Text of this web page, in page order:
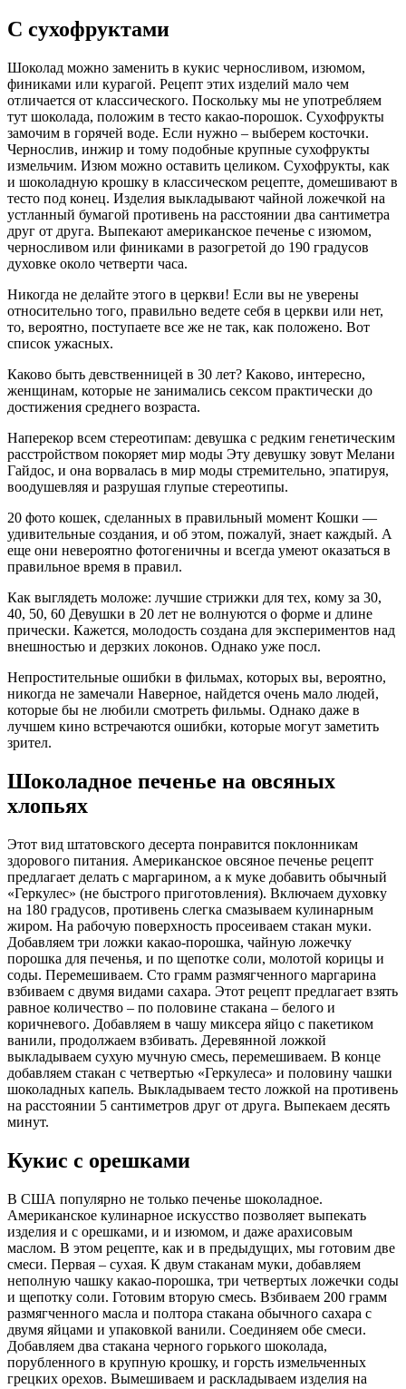
С сухофруктами
Шоколад можно заменить в кукис черносливом, изюмом,
финиками или курагой. Рецепт этих изделий мало чем
отличается от классического. Поскольку мы не употребляем
тут шоколада, положим в тесто какао-порошок. Сухофрукты
замочим в горячей воде. Если нужно – выберем косточки.
Чернослив, инжир и тому подобные крупные сухофрукты
измельчим. Изюм можно оставить целиком. Сухофрукты, как
и шоколадную крошку в классическом рецепте, домешивают в
тесто под конец. Изделия выкладывают чайной ложечкой на
устланный бумагой противень на расстоянии два сантиметра
друг от друга. Выпекают американское печенье с изюмом,
черносливом или финиками в разогретой до 190 градусов
духовке около четверти часа.
Никогда не делайте этого в церкви! Если вы не уверены
относительно того, правильно ведете себя в церкви или нет,
то, вероятно, поступаете все же не так, как положено. Вот
список ужасных.
Каково быть девственницей в 30 лет? Каково, интересно,
женщинам, которые не занимались сексом практически до
достижения среднего возраста.
Наперекор всем стереотипам: девушка с редким генетическим
расстройством покоряет мир моды Эту девушку зовут Мелани
Гайдос, и она ворвалась в мир моды стремительно, эпатируя,
воодушевляя и разрушая глупые стереотипы.
20 фото кошек, сделанных в правильный момент Кошки —
удивительные создания, и об этом, пожалуй, знает каждый. А
еще они невероятно фотогеничны и всегда умеют оказаться в
правильное время в правил.
Как выглядеть моложе: лучшие стрижки для тех, кому за 30,
40, 50, 60 Девушки в 20 лет не волнуются о форме и длине
прически. Кажется, молодость создана для экспериментов над
внешностью и дерзких локонов. Однако уже посл.
Непростительные ошибки в фильмах, которых вы, вероятно,
никогда не замечали Наверное, найдется очень мало людей,
которые бы не любили смотреть фильмы. Однако даже в
лучшем кино встречаются ошибки, которые могут заметить
зрител.
Шоколадное печенье на овсяных
хлопьях
Этот вид штатовского десерта понравится поклонникам
здорового питания. Американское овсяное печенье рецепт
предлагает делать с маргарином, а к муке добавить обычный
«Геркулес» (не быстрого приготовления). Включаем духовку
на 180 градусов, противень слегка смазываем кулинарным
жиром. На рабочую поверхность просеиваем стакан муки.
Добавляем три ложки какао-порошка, чайную ложечку
порошка для печенья, и по щепотке соли, молотой корицы и
соды. Перемешиваем. Сто грамм размягченного маргарина
взбиваем с двумя видами сахара. Этот рецепт предлагает взять
равное количество – по половине стакана – белого и
коричневого. Добавляем в чашу миксера яйцо с пакетиком
ванили, продолжаем взбивать. Деревянной ложкой
выкладываем сухую мучную смесь, перемешиваем. В конце
добавляем стакан с четвертью «Геркулеса» и половину чашки
шоколадных капель. Выкладываем тесто ложкой на противень
на расстоянии 5 сантиметров друг от друга. Выпекаем десять
минут.
Кукис с орешками
В США популярно не только печенье шоколадное.
Американское кулинарное искусство позволяет выпекать
изделия и с орешками, и и изюмом, и даже арахисовым
маслом. В этом рецепте, как и в предыдущих, мы готовим две
смеси. Первая – сухая. К двум стаканам муки, добавляем
неполную чашку какао-порошка, три четвертых ложечки соды
и щепотку соли. Готовим вторую смесь. Взбиваем 200 грамм
размягченного масла и полтора стакана обычного сахара с
двумя яйцами и упаковкой ванили. Соединяем обе смеси.
Добавляем два стакана черного горького шоколада,
порубленного в крупную крошку, и горсть измельченных
грецких орехов. Вымешиваем и раскладываем изделия на